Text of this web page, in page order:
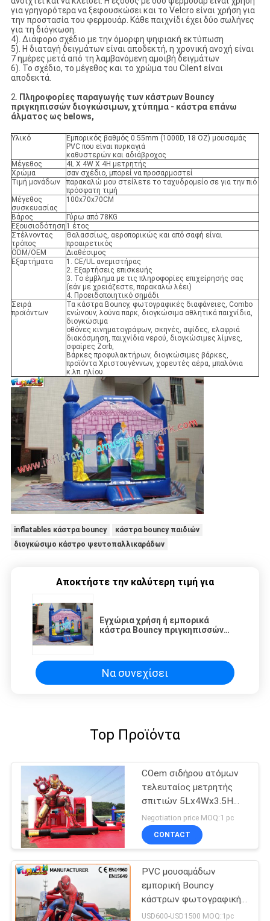
για γρηγορότερα να ξεφουσκώσει και το Velcro είναι χρήση για
την προστασία του φερμουάρ. Κάθε παιχνίδι έχει δύο σωλήνες
για τη διόγκωση.
4). Διάφορο σχέδιο με την όμορφη ψηφιακή εκτύπωση
5). Η διαταγή δειγμάτων είναι αποδεκτή, η χρονική ανοχή είναι
7 ημέρες μετά από τη λαμβανόμενη αμοιβή δειγμάτων
6). Το σχέδιο, το μέγεθος και το χρώμα του Cilent είναι
αποδεκτά.
2. Πληροφορίες παραγωγής των κάστρων Bouncy
πριγκηπισσών διογκώσιμων, χτύπημα - κάστρα επάνω
άλματος ως belows,
Υλικό
Εμπορικός βαθμός 0.55mm (1000D, 18 OZ) μουσαμάς
PVC που είναι πυρκαγιά
καθυστερών και αδιάβροχος
Μέγεθος
4L Χ 4W Χ 4H μετρητής
Χρώμα
σαν σχέδιο, μπορεί να προσαρμοστεί
Τιμή μονάδων
παρακαλώ μου στείλετε το ταχυδρομείο σε για την πιό
πρόσφατη τιμή
Μέγεθος
συσκευασίας
100x70x70CM
Βάρος
Γύρω από 78KG
Εξουσιοδότηση 1 έτος
Στέλνοντας
τρόπος
Θαλασσίως, αεροπορικώς και από σαφή είναι
προαιρετικός
ODM/OEM
Διαθέσιμος
Εξαρτήματα
1. CE/UL ανεμιστήρας
2. Εξαρτήσεις επισκευής
3. Το έμβλημα με τις πληροφορίες επιχείρησής σας
(εάν με χρειάζεστε, παρακαλώ λέει)
4. Προειδοποιητικό σημάδι
Σειρά
προϊόντων
Τα κάστρα Bouncy, φωτογραφικές διαφάνειες, Combo
ενώνουν, λούνα παρκ, διογκώσιμα αθλητικά παιχνίδια,
διογκώσιμα
οθόνες κινηματογράφων, σκηνές, αψίδες, ελαφριά
διακόσμηση, παιχνίδια νερού, διογκώσιμες λίμνες,
σφαίρες Zorb,
Βάρκες προφυλακτήρων, διογκώσιμες βάρκες,
προϊόντα Χριστουγέννων, χορευτές αέρα, μπαλόνια
κ.λπ. ηλίου.
inflatables κάστρα bouncy
κάστρα bouncy παιδιών
διογκώσιμο κάστρο ψευτοπαλλικαράδων
Αποκτήστε την καλύτερη τιμή για
Εγχώρια χρήση ή εμπορικά
κάστρα Bouncy πριγκηπισσών
Να συνεχίσει
Top Προϊόντα
COem σιδήρου ατόμων
τελευταίος μετρητής
σπιτιών 5Lx4Wx3.5H
αναπήδησης Combo
διογκώσιμος
Negotiation price MOQ:1 pc
CONTACT
PVC μουσαμάδων
εμπορική Bouncy
κάστρων φωτογραφική
διαφάνεια
USD600-USD1500 MOQ:1pc